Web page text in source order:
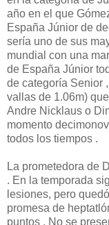
año en el que
España Júnior de
sería uno de sus
mundial con una
de España Júnior
de categoría Senior
vallas de 1.06m)
Andre Nicklaus o
momento
todos los tiempos .
La prometedora de
. En la temporada
lesiones, pero
promesa de
puntos . No se